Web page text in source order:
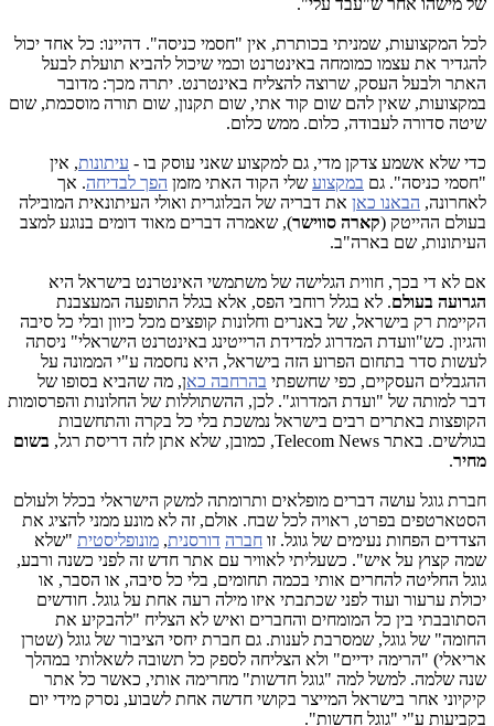
של מישהו אחר ש"עבד עלי".
לכל המקצועות, שמניתי בכותרת, אין "חסמי כניסה". דהיינו: כל אחד יכול
להגדיר את עצמו כמומחה באינטרנט וכמי שיכול להביא תועלת לבעל
האתר ולבעל העסק, שרוצה להצליח באינטרנט. יתרה מכך: מדובר
במקצועות, שאין להם שום קוד אתי, שום תקנון, שום תורה מוסכמת, שום
שיטה סדורה לעבודה, כלום. ממש כלום.
כדי שלא אשמע צדקן מדי, גם למקצוע שאני עוסק בו - עיתונות, אין
"חסמי כניסה". גם במקצוע שלי הקוד האתי מזמן הפך לבדיחה. אך
לאחרונה, הבאנו כאן את דבריה של הבלוגרית ואולי העיתונאית המובילה
בעולם ההייטק (קארה סווישר), שאמרה דברים מאוד דומים בנוגע למצב
העיתונות, שם בארה"ב.
אם לא די בכך, חווית הגלישה של משתמשי האינטרנט בישראל היא
הגרועה בעולם. לא בגלל רוחבי הפס, אלא בגלל התופעה המעצבנת
הקיימת רק בישראל, של באנרים וחלונות קופצים מכל כיוון ובלי כל סיבה
והגיון. כש"וועדת המדרוג למדידת הרייטינג באינטרנט הישראלי" ניסתה
לעשות סדר בתחום הפרוע הזה בישראל, היא נחסמה ע"י הממונה על
ההגבלים העסקיים, כפי שחשפתי בהרחבה כאן, מה שהביא בסופו של
דבר למותה של "ועדת המדרוג". לכן, ההשתוללות של החלונות והפרסומות
הקופצות באתרים רבים בישראל נמשכת בלי כל בקרה והתחשבות
בגולשים. באתר Telecom News, כמובן, שלא אתן לזה דריסת רגל,
בשום
מחיר.
חברת גוגל עושה דברים מופלאים ותרומתה למשק הישראלי בכלל ולעולם
הסטארטפים בפרט, ראויה לכל שבח. אולם, זה לא מונע ממני להציג את
הצדדים הפחות נעימים של גוגל. זו חברה דורסנית, מונופליסטית "שלא
שמה קצוץ על איש". כשעליתי לאוויר עם אתר חדש זה לפני כשנה ורבע,
גוגל החליטה להחרים אותי בכמה תחומים, בלי כל סיבה, או הסבר, או
יכולת ערעור ועוד לפני שכתבתי איזו מילה רעה אחת על גוגל. חודשים
הסתובבתי בין כל המומחים והחברים ואיש לא הצליח "להבקיע את
החומה" של גוגל, שמסרבת לענות. גם חברת יחסי הציבור של גוגל (שטרן
אריאלי) "הרימה ידיים" ולא הצליחה לספק כל תשובה לשאלותי במהלך
שנה שלמה. למשל למה "גוגל חדשות" מחרימה אותי, כאשר כל אתר
קיקיוני אחר בישראל המייצר בקושי חדשה אחת לשבוע, נסרק מידי יום
בקביעות ע"י "גוגל חדשות".